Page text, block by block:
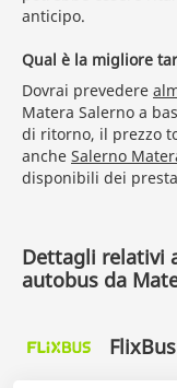
anticipo.
Qual è la migliore
Dovrai prevedere
Matera Salerno a
di ritorno, il prezzo
anche Salerno
disponibili dei
Dettagli relativi
autobus da